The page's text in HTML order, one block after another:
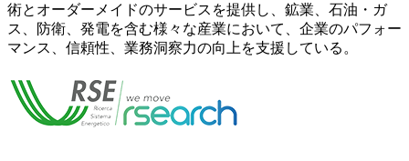
術とオーダーメイドのサービスを提供し、鉱業、石油・ガ
ス、防衛、発電を含む様々な産業において、企業のパフォー
マンス、信頼性、業務洞察力の向上を支援している。